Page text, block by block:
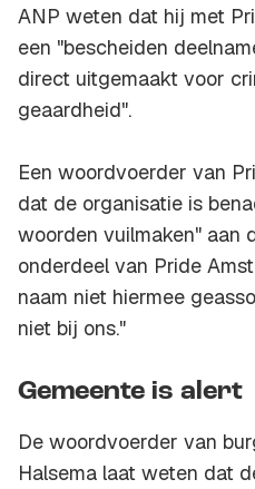
ANP weten dat hij met
een "bescheiden
direct uitgemaakt voor
geaardheid".
Een woordvoerder van
dat de organisatie is
woorden vuilmaken" aan
onderdeel van Pride
naam niet hiermee
niet bij ons."
Gemeente is alert
De woordvoerder van
Halsema laat weten dat